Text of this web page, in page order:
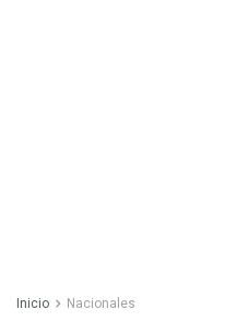
Inicio Nacionales